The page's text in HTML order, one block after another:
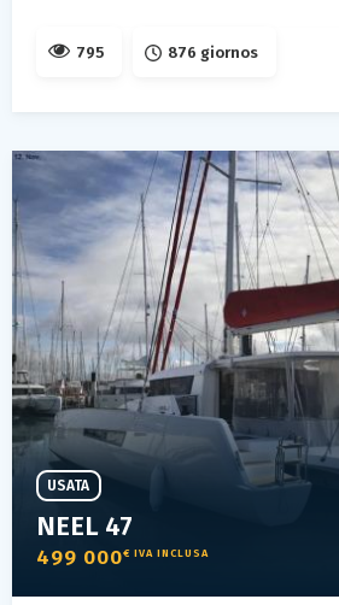
795 876 giornos
NEEL 47
499 000€ IVA INCLUSA
USATA